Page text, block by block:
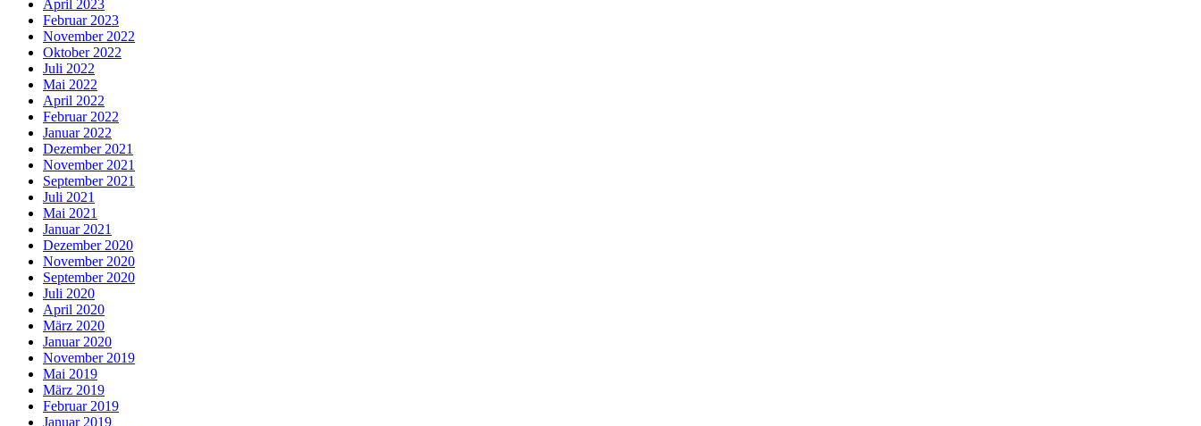
April 2023
Februar 2023
November 2022
Oktober 2022
Juli 2022
Mai 2022
April 2022
Februar 2022
Januar 2022
Dezember 2021
November 2021
September 2021
Juli 2021
Mai 2021
Januar 2021
Dezember 2020
November 2020
September 2020
Juli 2020
April 2020
März 2020
Januar 2020
November 2019
Mai 2019
März 2019
Februar 2019
Januar 2019